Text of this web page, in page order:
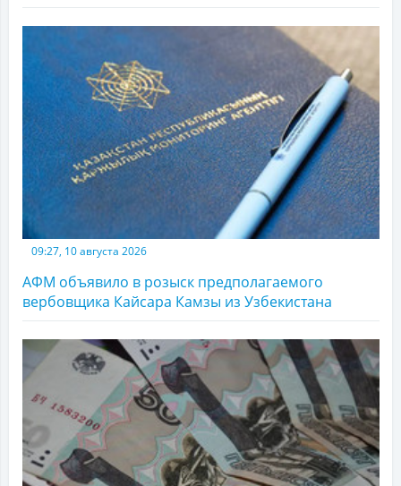
09:27, 10 августа 2026
АФМ объявило в розыск предполагаемого
вербовщика Кайсара Камзы из Узбекистана